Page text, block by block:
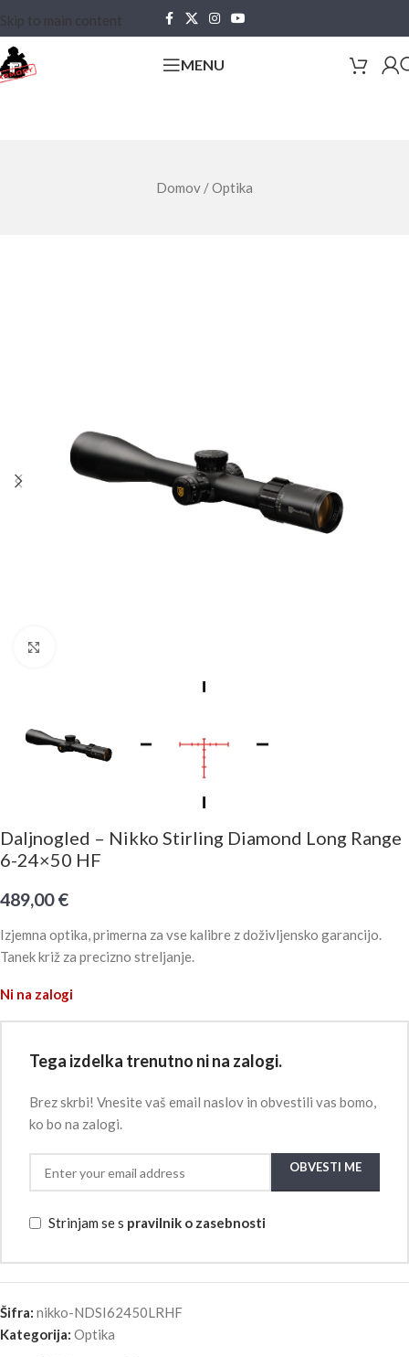
Skip to main content
MENU
Domov /Optika
Daljnogled – Nikko Stirling Diamond Long Range
6-24×50 HF
489,00€
Izjemna optika, primerna za vse kalibre z doživljensko garancijo.
Tanek križ za precizno streljanje.
Ni na zalogi
Tega izdelka trenutno ni na zalogi.
Brez skrbi! Vnesite vaš email naslov in obvestili vas bomo,
ko bo na zalogi.
OBVESTI ME
Strinjam se s pravilnik o zasebnosti
Šifra: nikko-NDSI62450LRHF
Kategorija: Optika